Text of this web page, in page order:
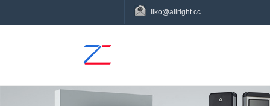
liko@allright.cc